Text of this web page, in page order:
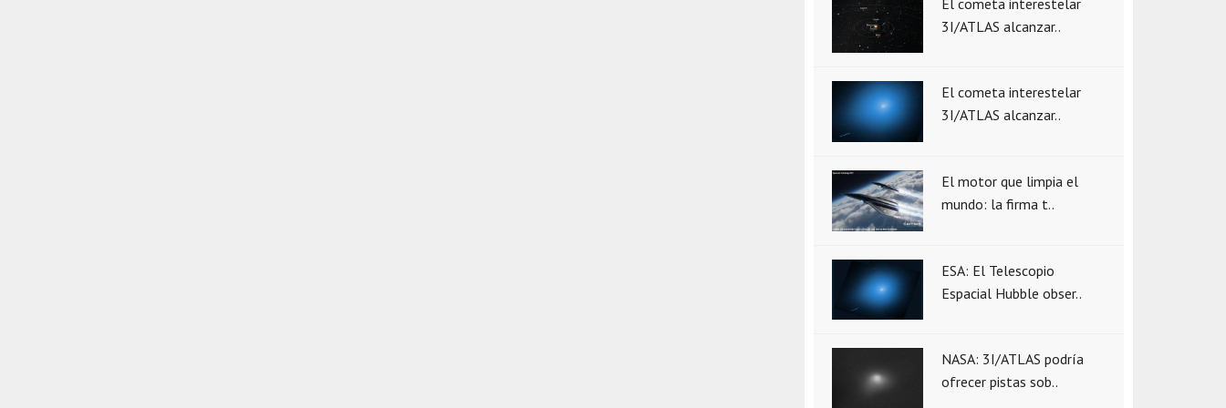
3I/ATLAS alcanzar..
El cometa interestelar
3I/ATLAS alcanzar..
El motor que limpia el
mundo: la firma t..
ESA: El Telescopio
Espacial Hubble obser..
NASA: 3I/ATLAS podría
ofrecer pistas sob..